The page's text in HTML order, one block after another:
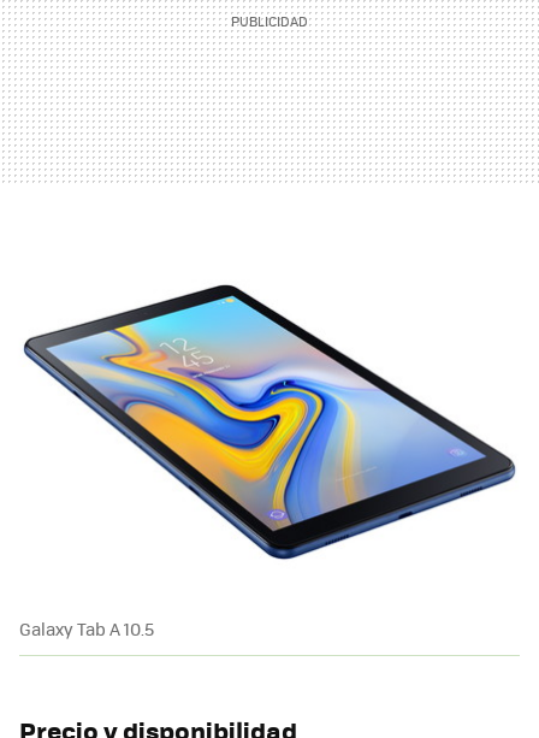
Galaxy Tab A 10.5
Precio y disponibilidad